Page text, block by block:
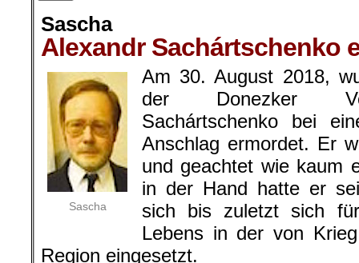
Sascha
Alexandr Sachártschenko
Sascha
Am 30. August 2018,
der Donezker
Sachártschenko bei
Anschlag ermordet. Er
und geachtet wie kaum
in der Hand hatte er
sich bis zuletzt sich
Lebens in der von
Region eingesetzt.